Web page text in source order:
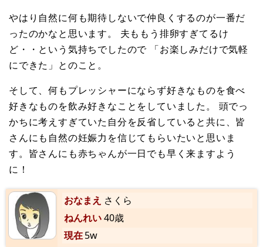
やはり自然に何も期待しないで仲良くするのが一番だ
ったのかなと思います。 夫ももう排卵すぎてるけ
ど・・という気持ちでしたので 「お楽しみだけで気軽
にできた」とのこと。
そして、何もプレッシャーにならず好きなものを食べ
好きなものを飲み好きなことをしていました。 頭でっ
かちに考えすぎていた自分を反省していると共に、皆
さんにも自然の妊娠力を信じてもらいたいと思いま
す。皆さんにも赤ちゃんが一日でも早く来ますよう
に！
おなまえ さくら
ねんれい40歳
現在5w